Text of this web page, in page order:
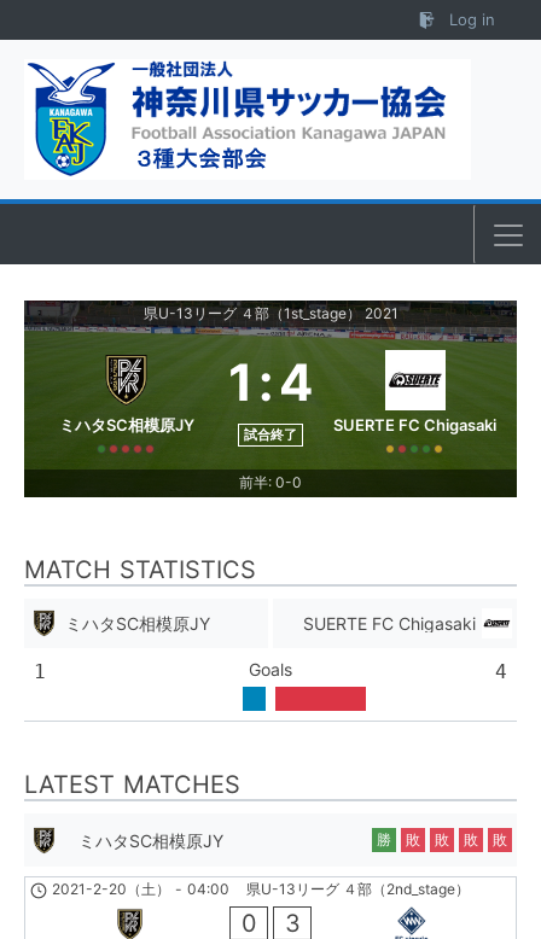
Log in
県U-13リーグ ４部（1st_stage） 2021
ミハタSC相模原JY
1 :4
試合終了 SUERTE FC Chigasaki
前半: 0-0
MATCH STATISTICS
ミハタSC相模原JY SUERTE FC Chigasaki
1 Goals 4
LATEST MATCHES
ミハタSC相模原JY 勝 敗 敗 敗 敗
県U-13リーグ ４部（2nd_stage）
2021-2-20（土） - 04:00
0 3